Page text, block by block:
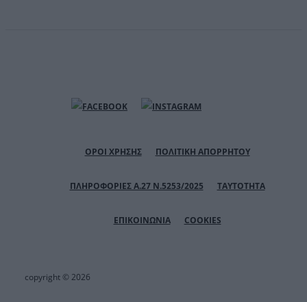
ΟΡΟΙ ΧΡΗΣΗΣ ΠΟΛΙΤΙΚΗ ΑΠΟΡΡΗΤΟΥ
ΠΛΗΡΟΦΟΡΙΕΣ Α.27 Ν.5253/2025 ΤΑΥΤΟΤΗΤΑ
ΕΠΙΚΟΙΝΩΝΙΑ COOKIES
copyright © 2026